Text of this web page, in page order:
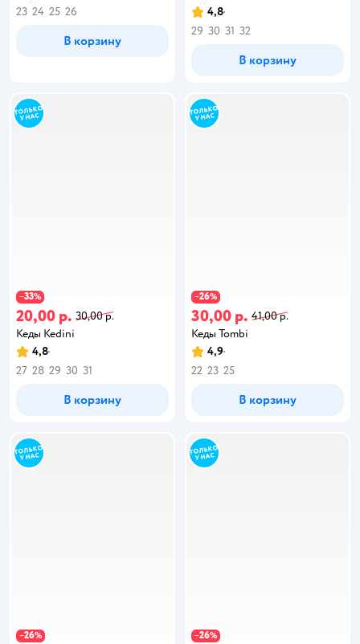
23 24 25 26
В корзину
4,8
29 30 31 32
В корзину
−33%
20,00 р. 30,00 р.
Кеды Kedini
4,8
27 28 29 30 31
В корзину
−26%
30,00 р. 41,00 р.
Кеды Tombi
4,9
22 23 25
В корзину
−26% −26%